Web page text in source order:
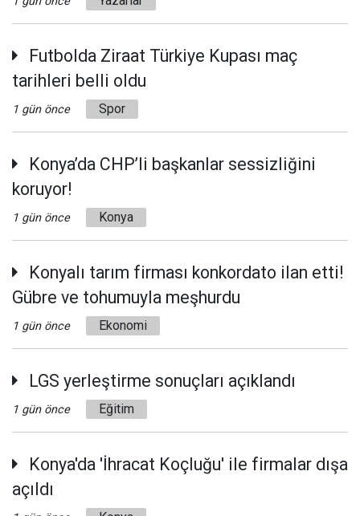
Futbolda Ziraat Türkiye Kupası maç
tarihleri belli oldu
1 gün önce Spor
Konya’da CHP’li başkanlar sessizliğini
koruyor!
1 gün önce Konya
Konyalı tarım firması konkordato ilan etti!
Gübre ve tohumuyla meşhurdu
1 gün önce Ekonomi
LGS yerleştirme sonuçları açıklandı
1 gün önce Eğitim
Konya'da 'İhracat Koçluğu' ile firmalar dışa
açıldı